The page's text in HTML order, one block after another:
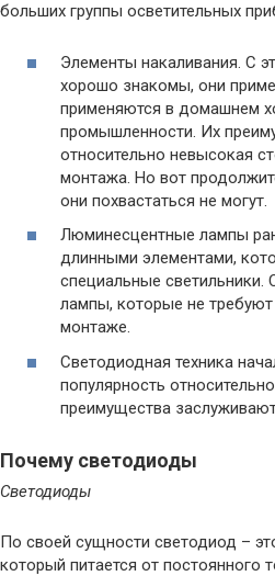
больших группы осветительных
Элементы накаливания. С
хорошо знакомы, они
применяются в домашнем
промышленности. Их
относительно невысокая
монтажа. Но вот
они похвастаться не могут.
Люминесцентные лампы
длинными элементами,
специальные светильники.
лампы, которые не
монтаже.
Светодиодная техника
популярность
преимущества
Почему светодиоды
Светодиоды
По своей сущности светодиод –
который питается от постоянного